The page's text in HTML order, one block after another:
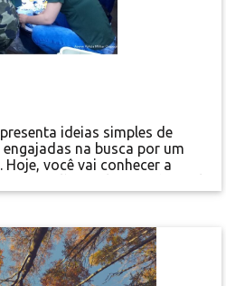
ideias simples de
na busca por um
você vai conhecer a
Copos plásticos não
documentos passou a ser
eletrônico. A...